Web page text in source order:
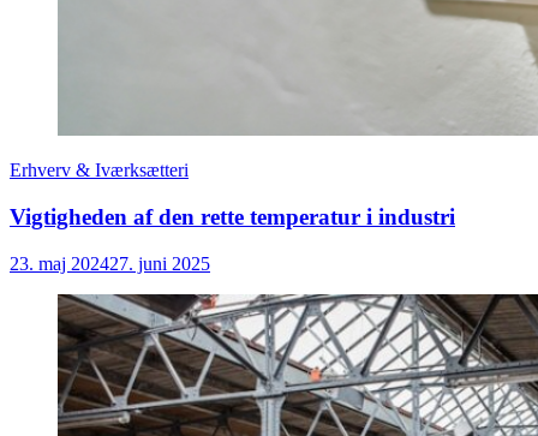
Erhverv & Iværksætteri
Vigtigheden af den rette temperatur i industri
23. maj 202427. juni 2025